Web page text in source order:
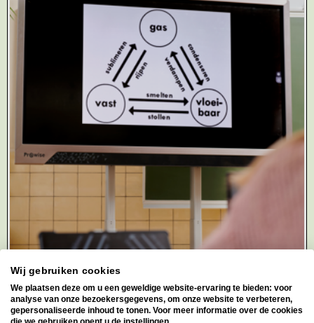
Wij gebruiken cookies
We plaatsen deze om u een geweldige website-ervaring te bieden: voor
analyse van onze bezoekersgegevens, om onze website te verbeteren,
gepersonaliseerde inhoud te tonen. Voor meer informatie over de cookies